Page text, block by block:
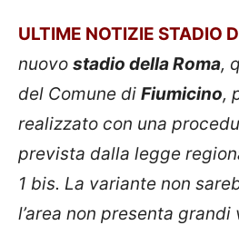
ULTIME NOTIZIE STADIO
nuovo stadio della Roma,
del Comune di Fiumicino,
realizzato con una
prevista dalla legge
1 bis. La variante non
l’area non presenta